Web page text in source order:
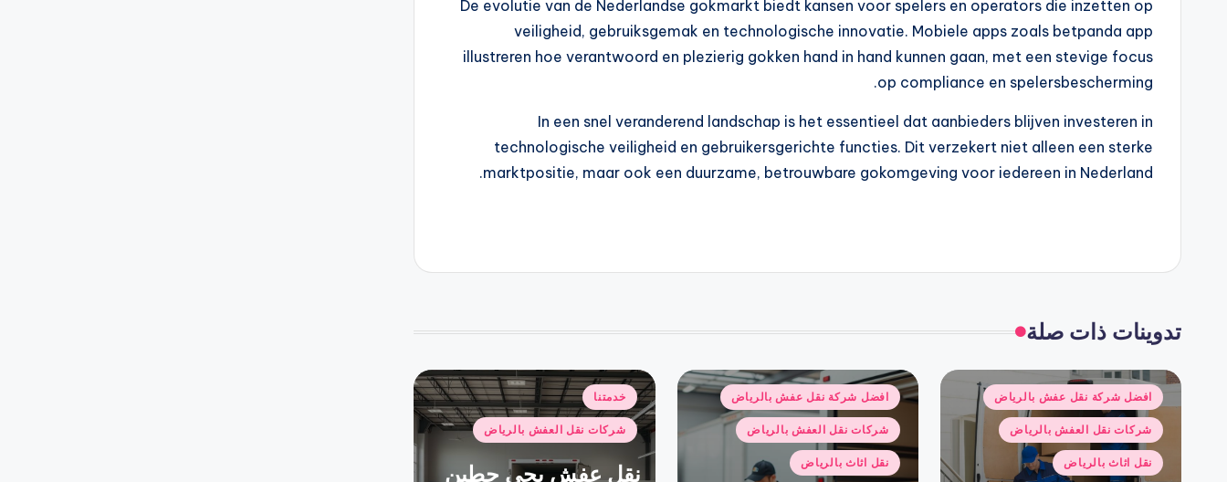
De evolutie van de Nederlandse gokmarkt biedt kansen voor spelers en operators die inzetten op
veiligheid, gebruiksgemak en technologische innovatie. Mobiele apps zoals betpanda app
illustreren hoe verantwoord en plezierig gokken hand in hand kunnen gaan, met een stevige focus
op compliance en spelersbescherming.
In een snel veranderend landschap is het essentieel dat aanbieders blijven investeren in
technologische veiligheid en gebruikersgerichte functies. Dit verzekert niet alleen een sterke
marktpositie, maar ook een duurzame, betrouwbare gokomgeving voor iedereen in Nederland.
تدوينات ذات صلة
نُشر
في
افضل شركة نقل عفش بالرياض
شركات نقل العفش بالرياض
نقل اثاث بالرياض
نُشر
في
افضل شركة نقل عفش بالرياض
شركات نقل العفش بالرياض
نقل اثاث بالرياض
نُشر
في
خدمتنا
شركات نقل العفش بالرياض
نقل عفش بحي حطين